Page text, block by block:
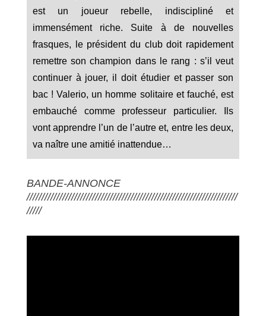
est un joueur rebelle, indiscipliné et
immensément riche. Suite à de nouvelles
frasques, le président du club doit rapidement
remettre son champion dans le rang : s’il veut
continuer à jouer, il doit étudier et passer son
bac ! Valerio, un homme solitaire et fauché, est
embauché comme professeur particulier. Ils
vont apprendre l’un de l’autre et, entre les deux,
va naître une amitié inattendue…
BANDE-ANNONCE
///////////////////////////////////////////////////////////////////////
/////